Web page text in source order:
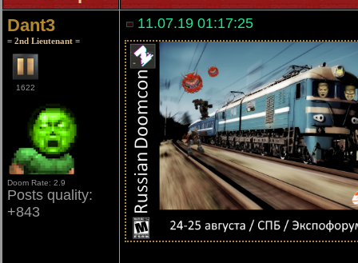
Dant3
= 2nd Lieutenant =
1622
Doom Rate: 2.9
Posts quality:
+843
11.07.19 01:17:25